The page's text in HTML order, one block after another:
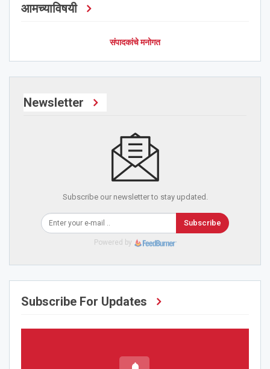
आमच्याविषयी
संपादकांचे मनोगत
Newsletter
Subscribe our newsletter to stay updated.
Subscribe
Powered by
Subscribe For Updates